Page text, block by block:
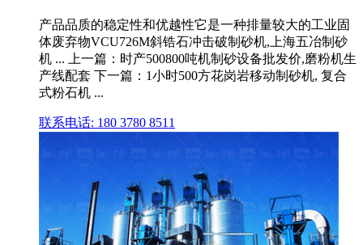
产品品质的稳定性和优越性它是一种排量较大的工业固
体废弃物VCU726M斜锆石冲击破制砂机,上海五冶制砂
机 ... 上一篇：时产500800吨机制砂设备批发价,磨粉机生
产线配套 下一篇：1小时500方花岗岩移动制砂机, 复合
式粉石机 ...
联系电话: 180 3780 8511